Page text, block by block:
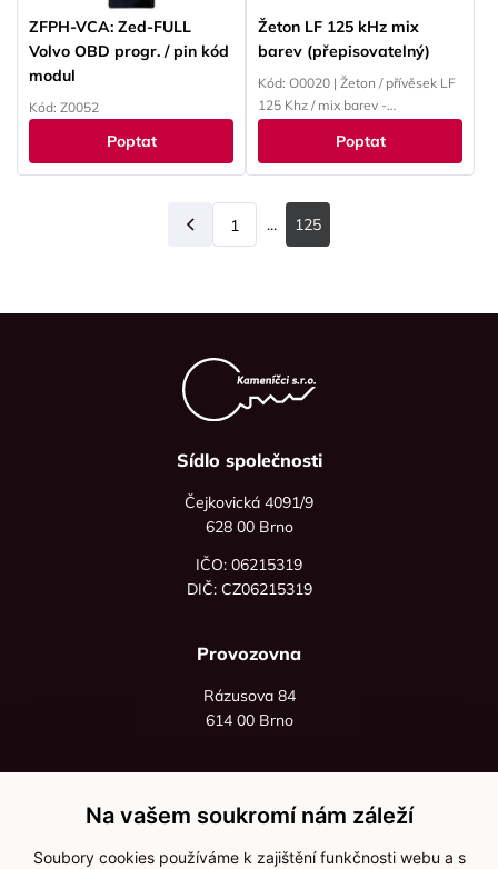
ZFPH-VCA: Zed-FULL
Volvo OBD progr. / pin kód
modul
Kód: Z0052
Poptat
Žeton LF 125 kHz mix
barev (přepisovatelný)
Kód: O0020 | Žeton / přívěsek LF
125 Khz / mix barev -
přepisovatelný
Poptat
Předchozí
1 ... 125
Sídlo společnosti
Čejkovická 4091/9
628 00 Brno
IČO: 06215319
DIČ: CZ06215319
Provozovna
Rázusova 84
614 00 Brno
+420 736 535 066
Po - pá: 8:00 - 16:00
Na vašem soukromí nám záleží
Soubory cookies používáme k zajištění funkčnosti webu a s